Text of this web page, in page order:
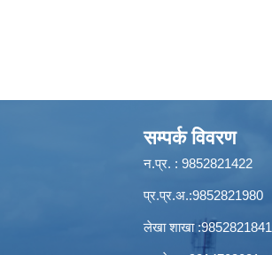
सम्पर्क विवरण
न.प्र. : 9852821422
प्र.प्र.अ.:9852821980
लेखा शाखा :9852821841